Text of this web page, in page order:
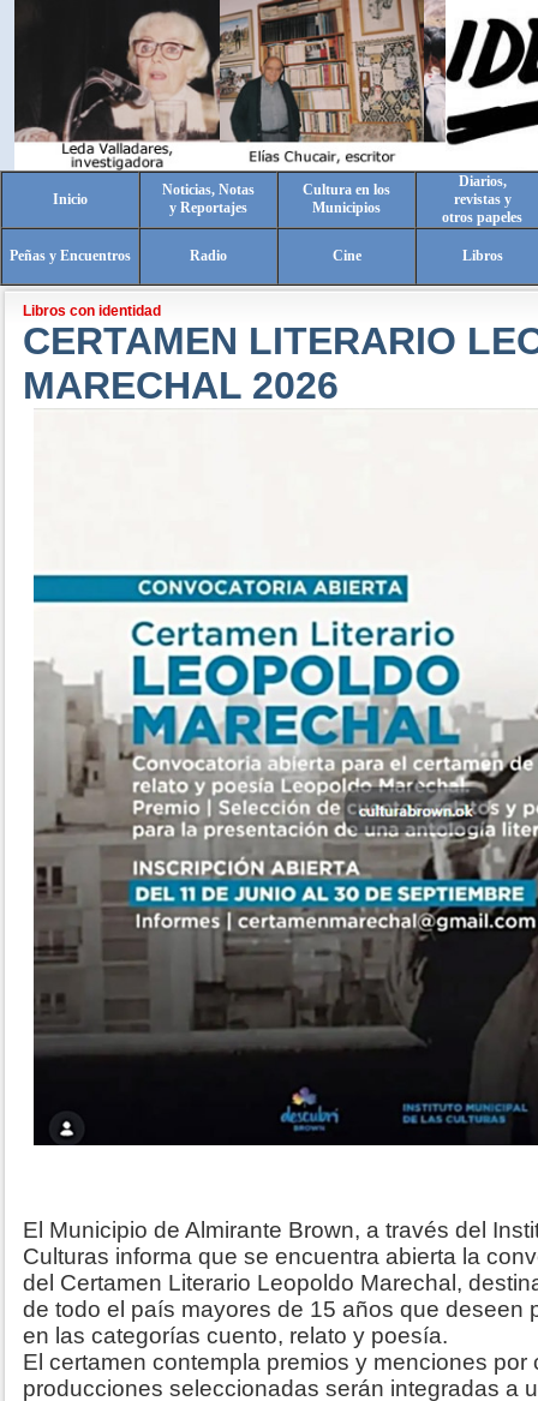
Inicio
Noticias, Notas
y Reportajes
Cultura en los
Municipios
Diarios,
revistas y
otros papeles
Peñas y Encuentros Radio Cine Libros
Libros con identidad
CERTAMEN LITERARIO
MARECHAL 2026
El Municipio de Almirante Brown, a través del
Culturas informa que se encuentra abierta la
del Certamen Literario Leopoldo Marechal,
de todo el país mayores de 15 años que deseen
en las categorías cuento, relato y poesía.
El certamen contempla premios y menciones por
producciones seleccionadas serán integradas a